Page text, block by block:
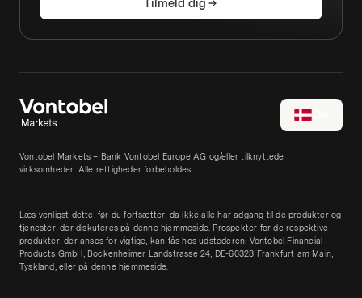
Tilmeld dig
Vontobel Markets – Bank Vontobel Europe AG og/eller tilknyttede
virksomheder. Alle rettigheder forbeholdes.
Læs venligst dette, før du fortsætter, da ikke alle har adgang til de produkter og
tjenester, der diskuteres på denne hjemmeside. Prospekter for de respektive
produkter, der anses for vigtige, kan fås hos udstederen: Vontobel Financial
Products GmbH, Bockenheimer Landstrasse 24, DE-60323 Frankfurt am Main,
Tyskland, eller på denne hjemmeside.